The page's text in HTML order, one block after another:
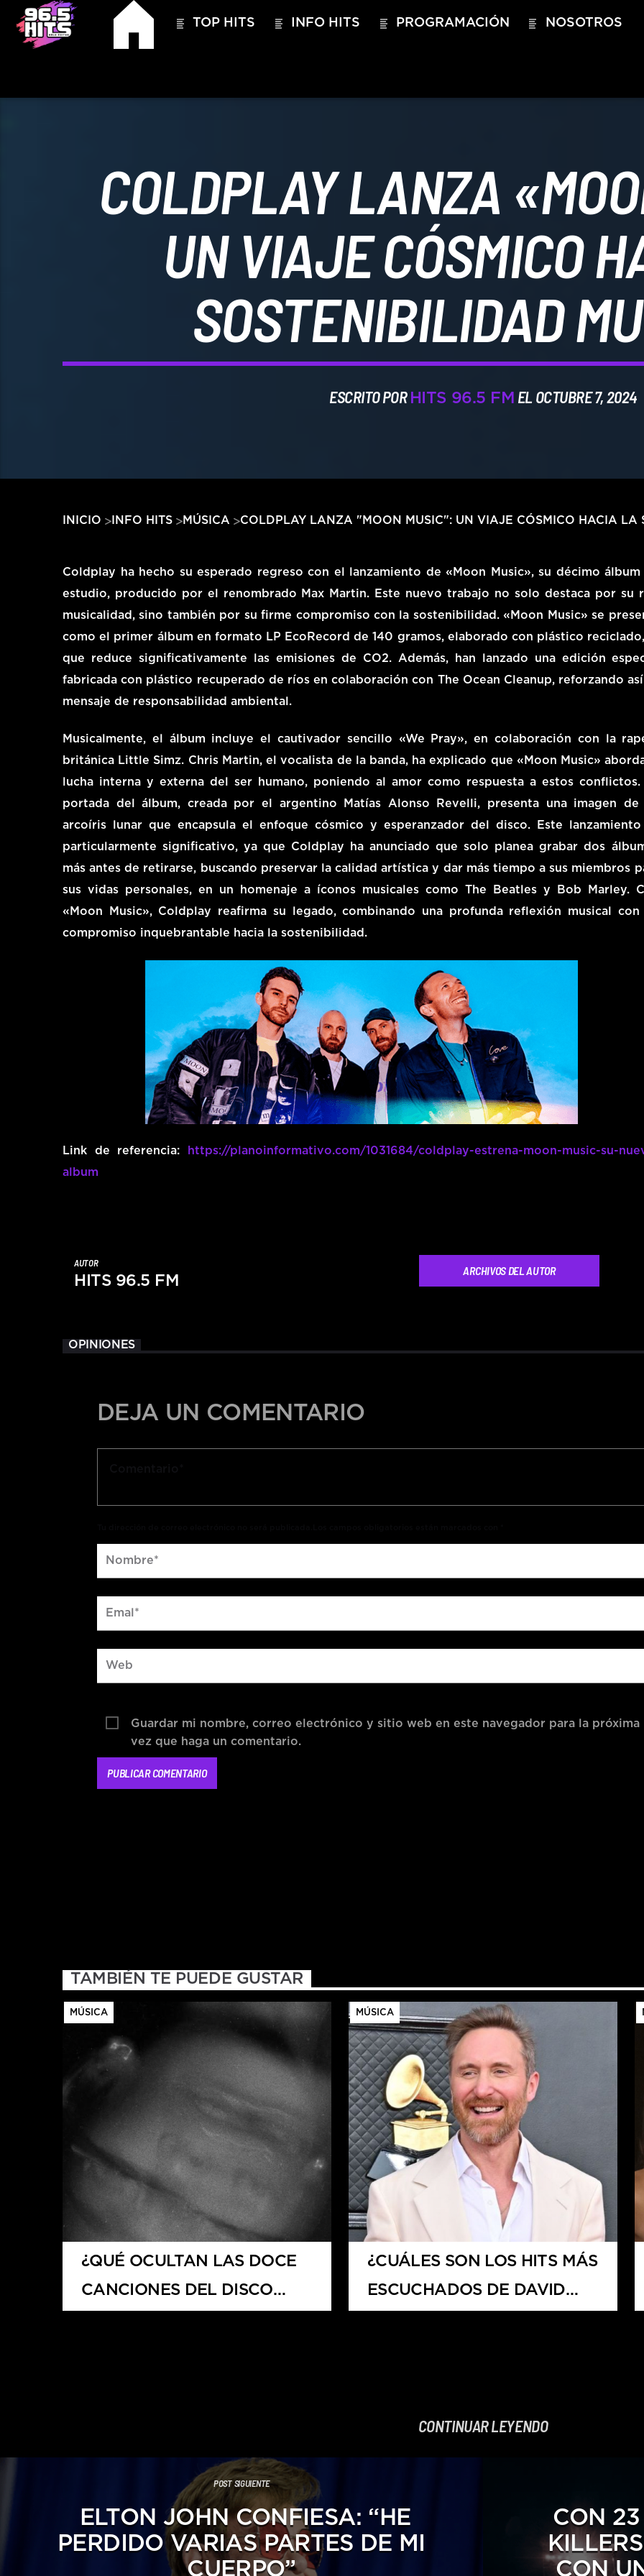
TOP HITS INFO HITS PROGRAMACIÓN NOSOTROS
COLDPLAY LANZA
UN VIAJE CÓSMICO
SOSTENIBILIDAD
ESCRITO POR HITS 96.5 FM EL OCTUBRE 7, 2024
INICIO INFO HITS MÚSICA COLDPLAY LANZA "MOON MUSIC": UN VIAJE CÓSMICO HACIA LA
Coldplay ha hecho su esperado regreso con el lanzamiento de «Moon Music», su décimo álbum
estudio, producido por el renombrado Max Martin. Este nuevo trabajo no solo destaca por su
musicalidad, sino también por su firme compromiso con la sostenibilidad. «Moon Music» se
como el primer álbum en formato LP EcoRecord de 140 gramos, elaborado con plástico
que reduce significativamente las emisiones de CO2. Además, han lanzado una edición
fabricada con plástico recuperado de ríos en colaboración con The Ocean Cleanup, reforzando
mensaje de responsabilidad ambiental.
Musicalmente, el álbum incluye el cautivador sencillo «We Pray», en colaboración con la
británica Little Simz. Chris Martin, el vocalista de la banda, ha explicado que «Moon Music»
lucha interna y externa del ser humano, poniendo al amor como respuesta a estos conflictos.
portada del álbum, creada por el argentino Matías Alonso Revelli, presenta una imagen de
arcoíris lunar que encapsula el enfoque cósmico y esperanzador del disco. Este lanzamiento
particularmente significativo, ya que Coldplay ha anunciado que solo planea grabar dos
más antes de retirarse, buscando preservar la calidad artística y dar más tiempo a sus miembros
sus vidas personales, en un homenaje a íconos musicales como The Beatles y Bob Marley.
«Moon Music», Coldplay reafirma su legado, combinando una profunda reflexión musical con
compromiso inquebrantable hacia la sostenibilidad.
Link de referencia:
https://planoinformativo.com/1031684/coldplay-estrena-moon-music-su-
album
AUTOR
HITS 96.5 FM
ARCHIVOS DEL AUTOR
OPINIONES
DEJA UN COMENTARIO
Guardar mi nombre, correo electrónico y sitio web en este navegador para la próxima
vez que haga un comentario.
TAMBIÉN TE PUEDE GUSTAR
MÚSICA
¿QUÉ OCULTAN LAS DOCE
CANCIONES DEL DISCO
MÚSICA
¿CUÁLES SON LOS HITS MÁS
ESCUCHADOS DE DAVID
CONTINUAR LEYENDO
POST SIGUIENTE
ELTON JOHN CONFIESA: “HE
PERDIDO VARIAS PARTES DE MI
CUERPO”
CON
CON